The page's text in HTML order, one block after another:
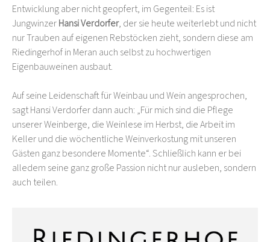
Entwicklung aber nicht geopfert, im Gegenteil: Es ist
JungwinzerHansi Verdorfer, der sie heute weiterlebt und nicht
nur Trauben auf eigenen Rebstöcken zieht, sondern diese am
Riedingerhof in Meran auch selbst zu hochwertigen
Eigenbauweinen ausbaut.
Auf seine Leidenschaft für Weinbau und Wein angesprochen,
sagt Hansi Verdorfer dann auch: „Für mich sind die Pflege
unserer Weinberge, die Weinlese im Herbst, die Arbeit im
Keller und die wöchentliche Weinverkostung mit unseren
Gästen ganz besondere Momente“. Schließlich kann er bei
alledem seine ganz große Passion nicht nur ausleben, sondern
auch teilen.